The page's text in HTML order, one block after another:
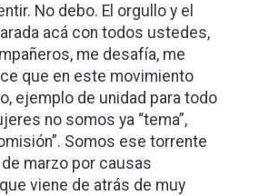
No debo. El orgullo y el
acá con todos ustedes,
me desafía, me
que en este movimiento
ejemplo de unidad para todo
no somos ya “tema”,
Somos ese torrente
marzo por causas
viene de atrás de muy